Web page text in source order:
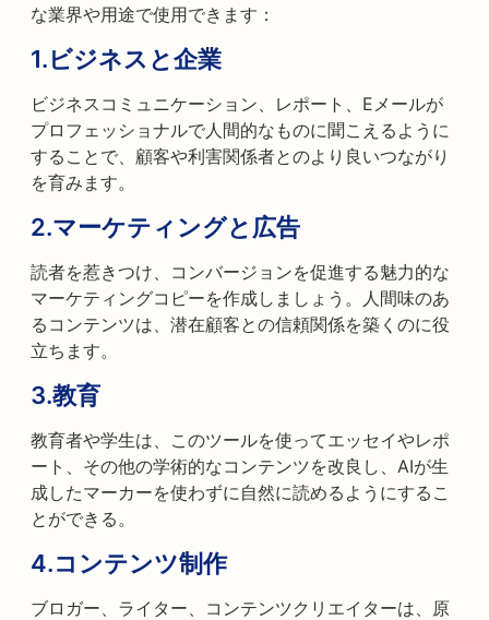
な業界や用途で使用できます：
1.ビジネスと企業
ビジネスコミュニケーション、レポート、Eメールが
プロフェッショナルで人間的なものに聞こえるように
することで、顧客や利害関係者とのより良いつながり
を育みます。
2.マーケティングと広告
読者を惹きつけ、コンバージョンを促進する魅力的な
マーケティングコピーを作成しましょう。人間味のあ
るコンテンツは、潜在顧客との信頼関係を築くのに役
立ちます。
3.教育
教育者や学生は、このツールを使ってエッセイやレポ
ート、その他の学術的なコンテンツを改良し、AIが生
成したマーカーを使わずに自然に読めるようにするこ
とができる。
4.コンテンツ制作
ブロガー、ライター、コンテンツクリエイターは、原